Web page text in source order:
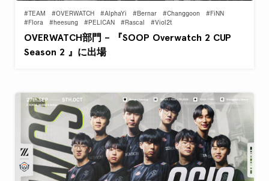
#TEAM #OVERWATCH #AlphaYi #Bernar #Changgoon
#FiNN
#Flora
#heesung #PELICAN #Rascal #Viol2t
OVERWATCH部門 – 『SOOP Overwatch 2 CUP
Season 2 』に出場